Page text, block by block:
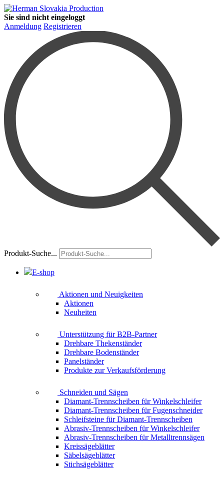
Sie sind nicht eingeloggt
Anmeldung Registrieren
Produkt-Suche...
E-shop
Aktionen und Neuigkeiten
Aktionen
Neuheiten
Unterstützung für B2B-Partner
Drehbare Thekenständer
Drehbare Bodenständer
Panelständer
Produkte zur Verkaufsförderung
Schneiden und Sägen
Diamant-Trennscheiben für Winkelschleifer
Diamant-Trennscheiben für Fugenschneider
Schleifsteine für Diamant-Trennscheiben
Abrasiv-Trennscheiben für Winkelschleifer
Abrasiv-Trennscheiben für Metalltrennsägen
Kreissägeblätter
Säbelsägeblätter
Stichsägeblätter